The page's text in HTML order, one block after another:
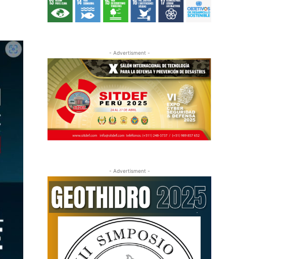
- Advertisment -
- Advertisment -